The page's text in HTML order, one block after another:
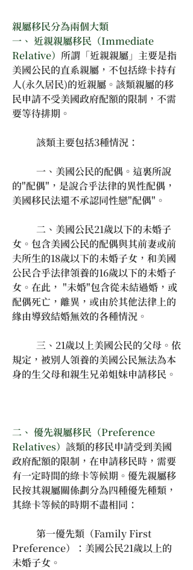
親屬移民分為兩個大類
一、 近親親屬移民（Immediate
Relative） 所謂「近親親屬」主要是指
美國公民的直系親屬，不包括綠卡持有
人(永久居民)的近親屬。該類親屬的移
民申請不受美國政府配額的限制，不需
要等待排期。
	該類主要包括3種情況：
的"配偶"，是說合乎法律的異性配偶，
美國移民法還不承認同性戀"配偶"。
女。包含美國公民的配偶與其前妻或前
夫所生的18歲以下的未婚子女，和美國
公民合乎法律領養的16歲以下的未婚子
女。在此， "未婚"包含從未結過婚，或
配偶死亡，離異，或由於其他法律上的
緣由導致結婚無效的各種情況。
規定，被別人領養的美國公民無法為本
身的生父母和親生兄弟姐妹申請移民。
二、 優先親屬移民（Preference
Relatives） 該類的移民申請受到美國
政府配額的限制，在申請移民時，需要
有一定時間的綠卡等候期。優先親屬移
民按其親屬關係劃分為四種優先種類，
其綠卡等候的時期不盡相同：
Preference）：美國公民21歲以上的
未婚子女。